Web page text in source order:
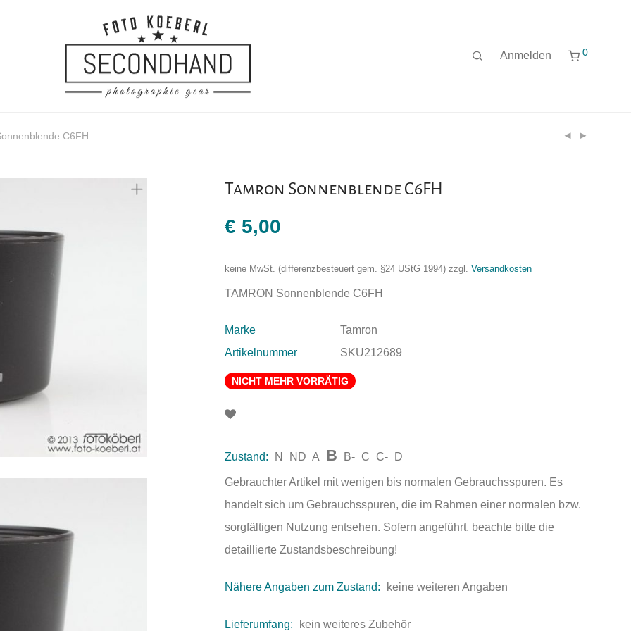
Anmelden 0
C6FH
Tamron Sonnenblende C6FH
€ 5,00
keine MwSt. (differenzbesteuert gem. §24 UStG 1994) zzgl. Versandkosten
TAMRON Sonnenblende C6FH
Marke
Tamron
Artikelnummer
SKU212689
NICHT MEHR VORRÄTIG
Zustand: N ND A B B- C C- D
Gebrauchter Artikel mit wenigen bis normalen Gebrauchsspuren. Es
handelt sich um Gebrauchsspuren, die im Rahmen einer normalen bzw.
sorgfältigen Nutzung entsehen. Sofern angeführt, beachte bitte die
detaillierte Zustandsbeschreibung!
Nähere Angaben zum Zustand: keine weiteren Angaben
Lieferumfang: kein weiteres Zubehör